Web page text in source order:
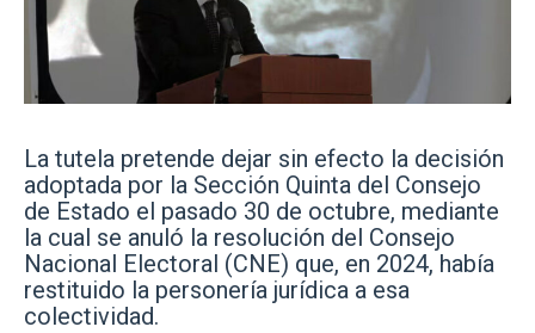
La tutela pretende dejar sin efecto la decisión
adoptada por la Sección Quinta del Consejo
de Estado el pasado 30 de octubre, mediante
la cual se anuló la resolución del Consejo
Nacional Electoral (CNE) que, en 2024, había
restituido la personería jurídica a esa
colectividad.